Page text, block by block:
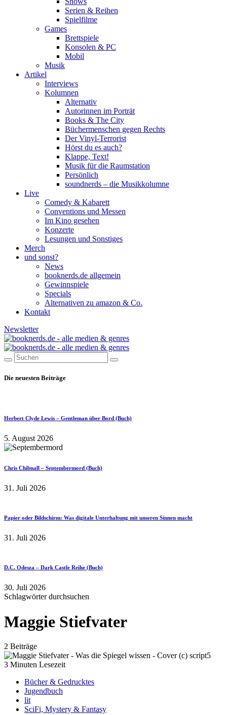
Serien & Reihen
Spielfilme
Games
Brettspiele
Konsolen & PC
Mobil
Musik
Artikel
Interviews
Kolumnen
Alternativ
Autorinnen im Porträt
Books & The City
Büchermenschen gegen Rechts
Der Vinyl-Terrorist
Hörst du es auch?
Klappe, Text!
Musik für die Raumstation
Persönlich
soundnerds – die Musikkolumne
Live
Comedy & Kabarett
Conventions und Messen
Im Kino gesehen
Konzerte
Lesungen und Sonstiges
Merch
und sonst?
News
booknerds.de allgemein
Gewinnspiele
Specials
Alternativen zu amazon & Co.
Kontakt
Newsletter
Die neuesten Beiträge
Herbert Clyde Lewis – Gentleman über Bord (Buch)
5. August 2026
Chris Chibnall – Septembermord (Buch)
31. Juli 2026
Papier oder Bildschirm: Was digitale Unterhaltung mit unseren Sinnen macht
31. Juli 2026
D.C. Odesza – Dark Castle Reihe (Buch)
30. Juli 2026
Schlagwörter durchsuchen
Maggie Stiefvater
2 Beiträge
3 Minuten Lesezeit
Bücher & Gedrucktes
Jugendbuch
lit
SciFi, Mystery & Fantasy